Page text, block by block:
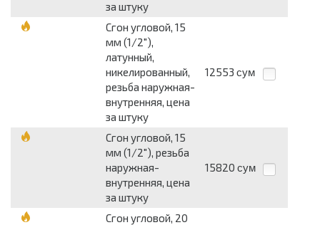
за штуку
Сгон угловой, 15
мм (1/2"),
латунный,
никелированный,
резьба наружная-
внутренняя, цена
за штуку
12553 сум
Сгон угловой, 15
мм (1/2"), резьба
наружная-
внутренняя, цена
за штуку
15820 сум
Сгон угловой, 20